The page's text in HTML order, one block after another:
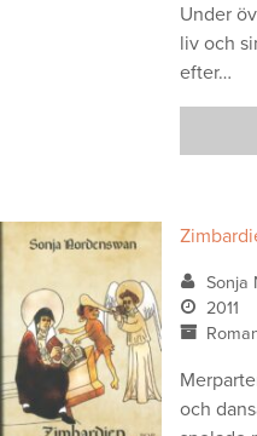
Under
liv och
efter…
Sonja
2011
och